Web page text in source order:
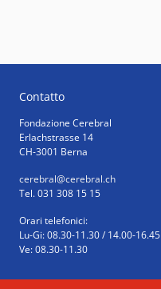
Contatto
Fondazione Cerebral
Erlachstrasse 14
CH-3001 Berna
cerebral@cerebral.ch
Tel. 031 308 15 15
Orari telefonici:
Lu-Gi: 08.30-11.30 / 14.00-16.45
Ve: 08.30-11.30